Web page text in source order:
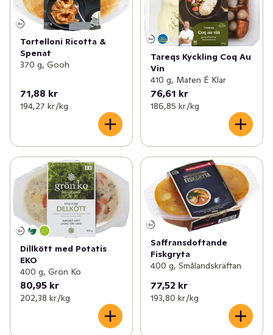
Tortelloni Ricotta &
Spenat
370 g, Gooh
71,88 kr
194,27 kr /kg
Tareqs Kyckling Coq Au
Vin
410 g, Maten É Klar
76,61 kr
186,85 kr /kg
Dillkött med Potatis
EKO
400 g, Grön Ko
80,95 kr
202,38 kr /kg
Saffransdoftande
Fiskgryta
400 g, Smålandskräftan
77,52 kr
193,80 kr /kg